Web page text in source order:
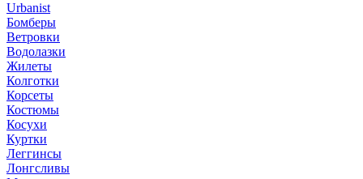
Urbanist
Бомберы
Ветровки
Водолазки
Жилеты
Колготки
Корсеты
Костюмы
Косухи
Куртки
Леггинсы
Лонгсливы